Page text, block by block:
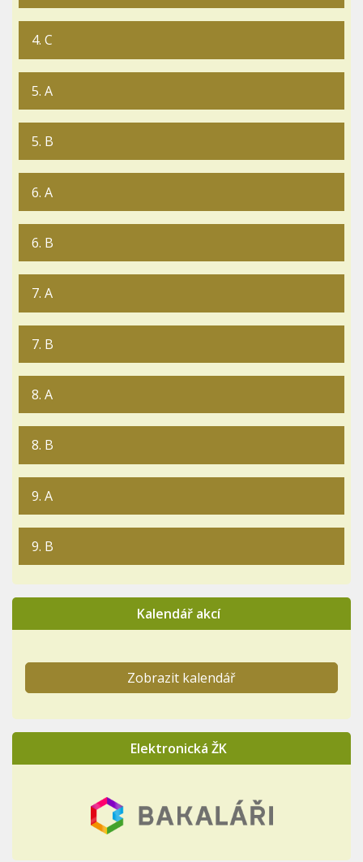
4. C
5. A
5. B
6. A
6. B
7. A
7. B
8. A
8. B
9. A
9. B
Kalendář akcí
Zobrazit kalendář
Elektronická ŽK